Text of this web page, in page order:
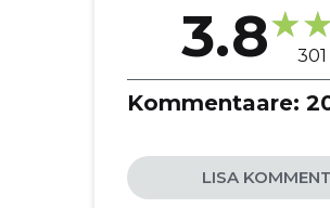
3.8
Kommentaare:
LISA